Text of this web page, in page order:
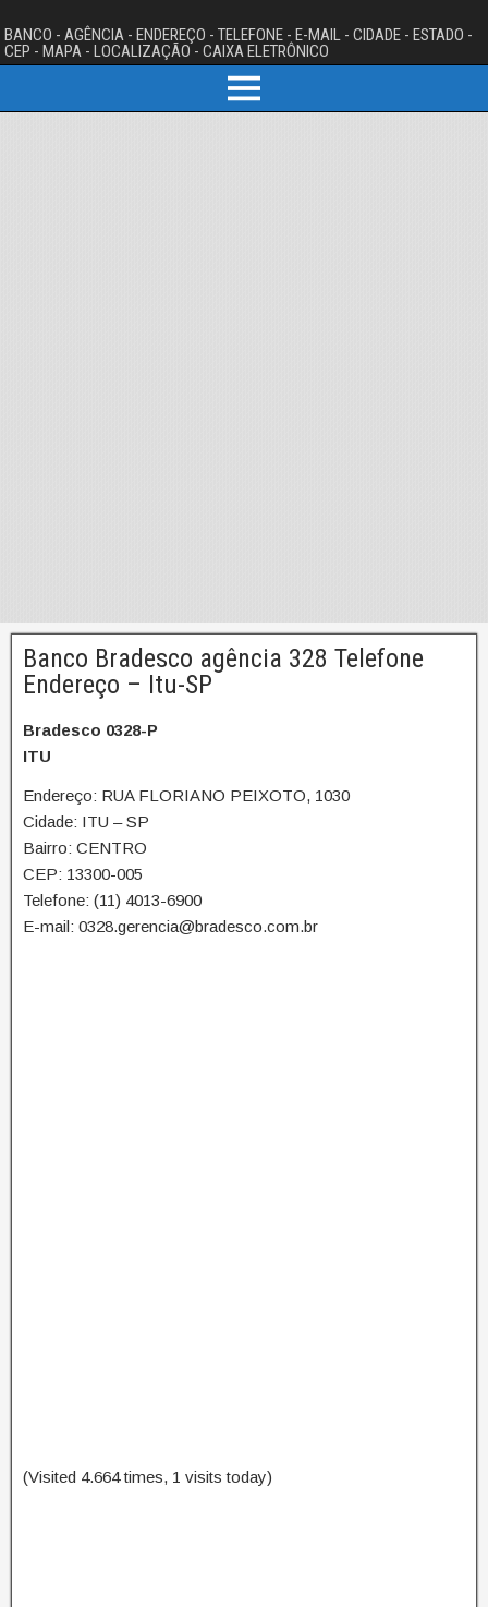
BANCO - AGÊNCIA - ENDEREÇO - TELEFONE - E-MAIL - CIDADE - ESTADO -
CEP - MAPA - LOCALIZAÇÃO - CAIXA ELETRÔNICO
Banco Bradesco agência 328 Telefone
Endereço – Itu-SP
Bradesco 0328-P
ITU
Endereço: RUA FLORIANO PEIXOTO, 1030
Cidade: ITU – SP
Bairro: CENTRO
CEP: 13300-005
Telefone: (11) 4013-6900
E-mail: 0328.gerencia@bradesco.com.br
(Visited 4.664 times, 1 visits today)